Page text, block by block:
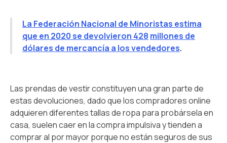
La Federación Nacional de Minoristas estima
que en 2020 se devolvieron 428 millones de
dólares de mercancía a los vendedores.
Las prendas de vestir constituyen una gran parte de
estas devoluciones, dado que los compradores online
adquieren diferentes tallas de ropa para probársela en
casa, suelen caer en la compra impulsiva y tienden a
comprar al por mayor porque no están seguros de sus